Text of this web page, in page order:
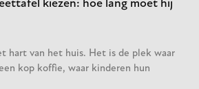
kiezen: hoe lang moet hij
hart van het huis. Het is de plek waar
kop koffie, waar kinderen hun